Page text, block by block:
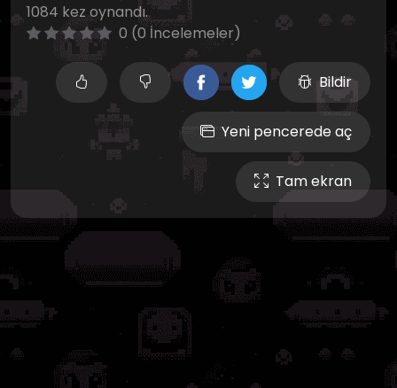
1084 kez oynandı.
0 (0 İncelemeler)
Bildir
Yeni pencerede aç
Tam ekran